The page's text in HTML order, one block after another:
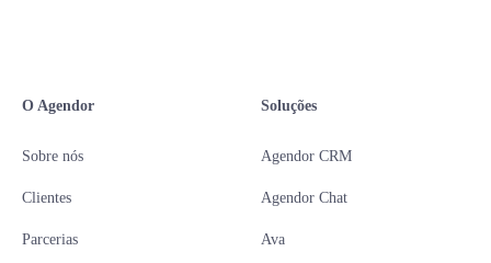
O Agendor
Sobre nós
Clientes
Parcerias
Soluções
Agendor CRM
Agendor Chat
Ava